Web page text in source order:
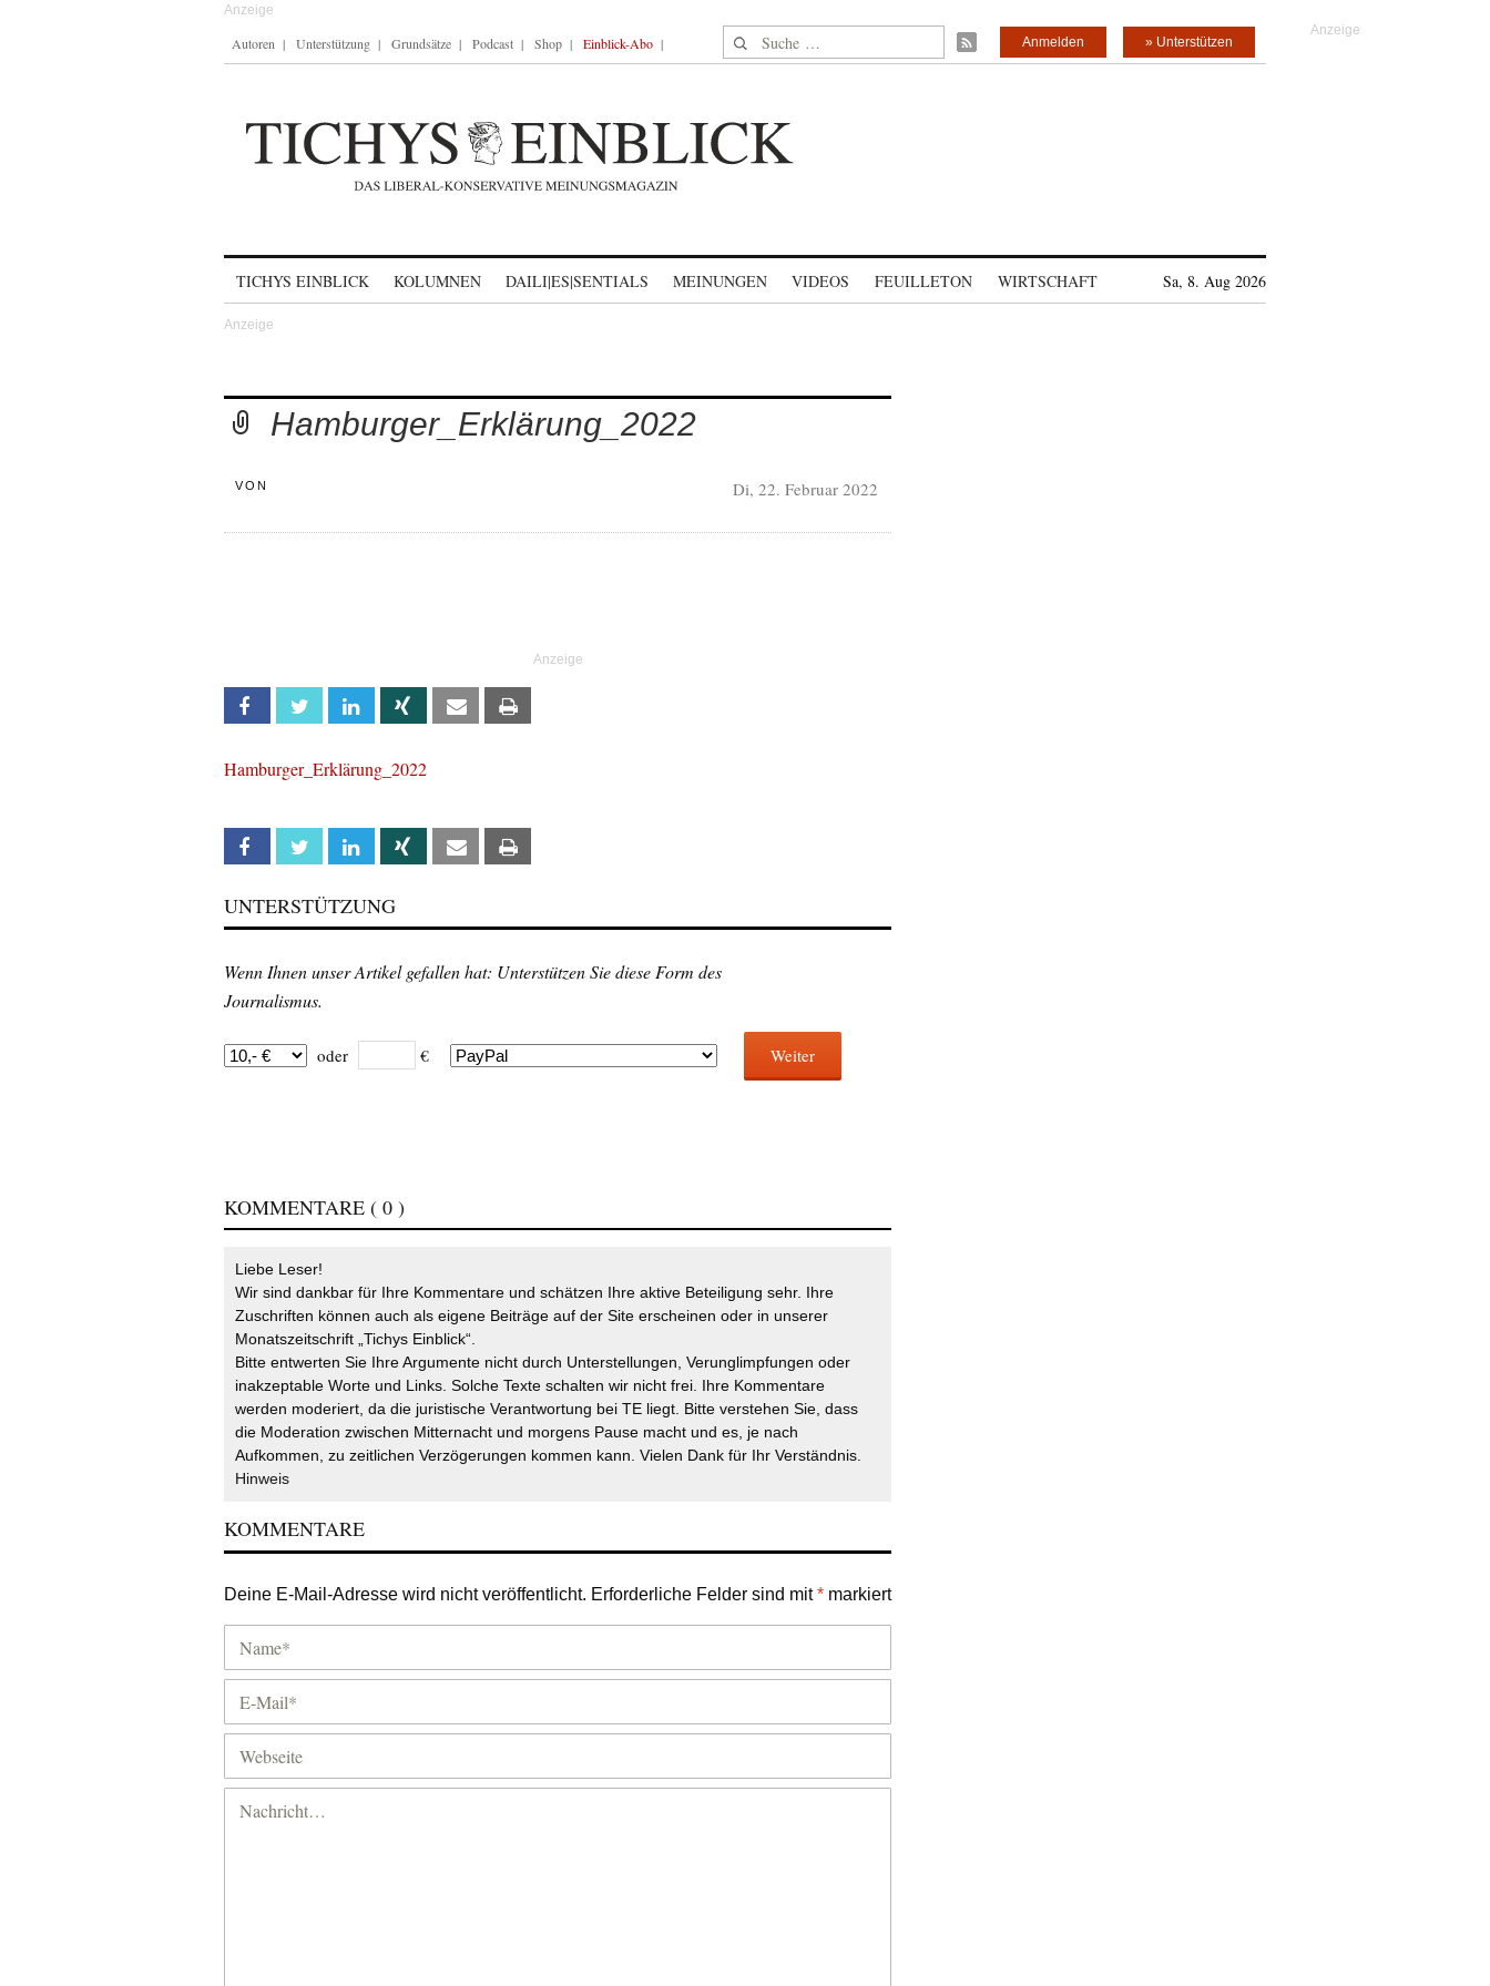
Autoren Unterstützung Grundsätze Podcast Shop Einblick-Abo Suche nach: » Unterstützen
Anmelden
TICHYS EINBLICK KOLUMNEN DAILI|ES|SENTIALS MEINUNGEN VIDEOS FEUILLETON WIRTSCHAFT Sa, 8. Aug 2026
Hamburger_Erklärung_2022
VON Di, 22. Februar 2022
Facebook Twitter Linkedin Xing Email
Hamburger_Erklärung_2022
Facebook Twitter Linkedin Xing Email
UNTERSTÜTZUNG
Wenn Ihnen unser Artikel gefallen hat: Unterstützen Sie diese Form des
Journalismus.
oder € Weiter
KOMMENTARE ( 0 )
Liebe Leser!
Wir sind dankbar für Ihre Kommentare und schätzen Ihre aktive Beteiligung sehr. Ihre
Zuschriften können auch als eigene Beiträge auf der Site erscheinen oder in unserer
Monatszeitschrift „Tichys Einblick“.
Bitte entwerten Sie Ihre Argumente nicht durch Unterstellungen, Verunglimpfungen oder
inakzeptable Worte und Links. Solche Texte schalten wir nicht frei. Ihre Kommentare
werden moderiert, da die juristische Verantwortung bei TE liegt. Bitte verstehen Sie, dass
die Moderation zwischen Mitternacht und morgens Pause macht und es, je nach
Aufkommen, zu zeitlichen Verzögerungen kommen kann. Vielen Dank für Ihr Verständnis.
Hinweis
KOMMENTARE
Deine E-Mail-Adresse wird nicht veröffentlicht. Erforderliche Felder sind mit* markiert